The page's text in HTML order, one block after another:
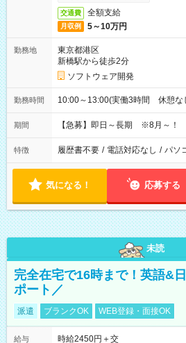
交通費 全額支給
月収例 5～10万円
勤務地
東京都港区
新橋駅から徒歩2分
ソフトウェア開発
勤務時間 10:00～13:00(実働3時間 休憩
期間 【急募】即日～長期 ※8月～！
特徴 履歴書不要 / 電話対応なし / パソ
気になる！ 応募する
未読
完全在宅で16時まで！英語&
ポート／
派遣 ブランクOK WEB登録・面接OK
給与
時給2450円＋交